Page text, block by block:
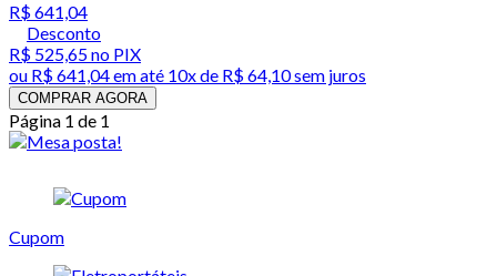
R$ 641,04
Desconto
R$ 525,65no PIX
ou R$ 641,04em até 10x de R$ 64,10 sem juros
COMPRAR AGORA
Página 1 de 1
Cupom